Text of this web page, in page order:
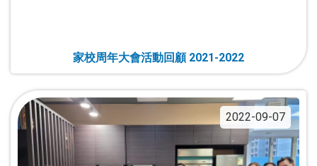
家校周年大會活動回顧 2021-2022
2022-09-07